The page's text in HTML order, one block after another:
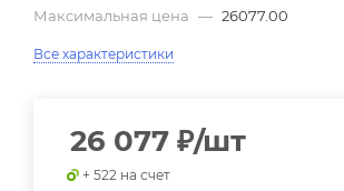
Максимальная цена — 26077.00
Все характеристики
26 077 ₽/шт
+ 522 на счет